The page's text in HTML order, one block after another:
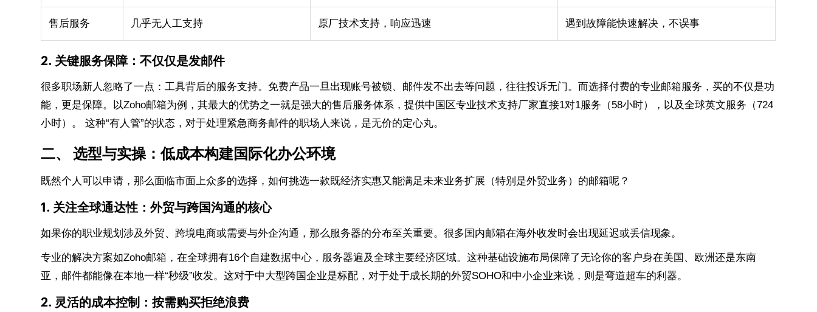
售后服务 几乎无人工支持 原厂技术支持，响应迅速 遇到故障能快速解决，不误事
2. 关键服务保障：不仅仅是发邮件
很多职场新人忽略了一点：工具背后的服务支持。免费产品一旦出现账号被锁、邮件发不出去等问题，往往投诉无门。而选择付费的专业邮箱服务，买的不仅是功
能，更是保障。以Zoho邮箱为例，其最大的优势之一就是强大的售后服务体系，提供中国区专业技术支持厂家直接1对1服务（58小时），以及全球英文服务（724
小时）。 这种“有人管”的状态，对于处理紧急商务邮件的职场人来说，是无价的定心丸。
二、 选型与实操：低成本构建国际化办公环境
既然个人可以申请，那么面临市面上众多的选择，如何挑选一款既经济实惠又能满足未来业务扩展（特别是外贸业务）的邮箱呢？
1. 关注全球通达性：外贸与跨国沟通的核心
如果你的职业规划涉及外贸、跨境电商或需要与外企沟通，那么服务器的分布至关重要。很多国内邮箱在海外收发时会出现延迟或丢信现象。
专业的解决方案如Zoho邮箱，在全球拥有16个自建数据中心，服务器遍及全球主要经济区域。这种基础设施布局保障了无论你的客户身在美国、欧洲还是东南
亚，邮件都能像在本地一样“秒级”收发。这对于中大型跨国企业是标配，对于处于成长期的外贸SOHO和中小企业来说，则是弯道超车的利器。
2. 灵活的成本控制：按需购买拒绝浪费